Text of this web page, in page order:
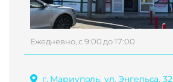
Ежедневно, с 9:00 до 17:00
г. Мариуполь, ул. Энгельса, 32